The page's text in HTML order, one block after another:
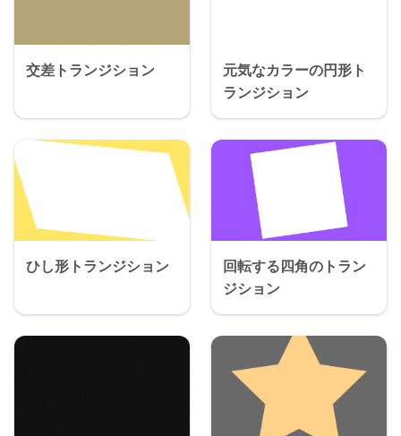
交差トランジション
元気なカラーの円形ト
ランジション
ひし形トランジション
回転する四角のトラン
ジション